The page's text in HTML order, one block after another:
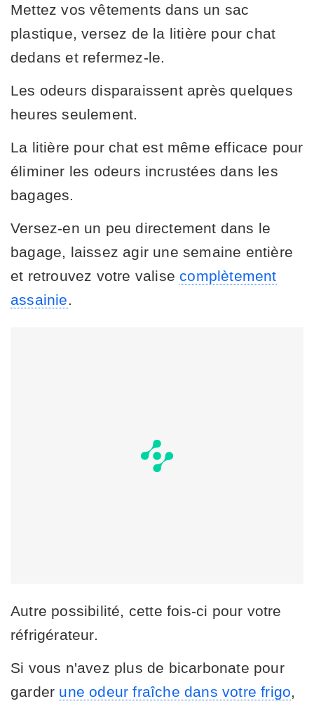
Mettez vos vêtements dans un sac
plastique, versez de la litière pour chat
dedans et refermez-le.
Les odeurs disparaissent après quelques
heures seulement.
La litière pour chat est même efficace pour
éliminer les odeurs incrustées dans les
bagages.
Versez-en un peu directement dans le
bagage, laissez agir une semaine entière
et retrouvez votre valise complètement
assainie
Autre possibilité, cette fois-ci pour votre
réfrigérateur.
Si vous n'avez plus de bicarbonate pour
garder une odeur fraîche dans votre frigo